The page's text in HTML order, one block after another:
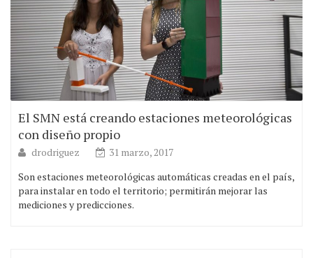
El SMN está creando estaciones meteorológicas
con diseño propio
drodriguez
31 marzo, 2017
Son estaciones meteorológicas automáticas creadas en el país,
para instalar en todo el territorio; permitirán mejorar las
mediciones y predicciones.